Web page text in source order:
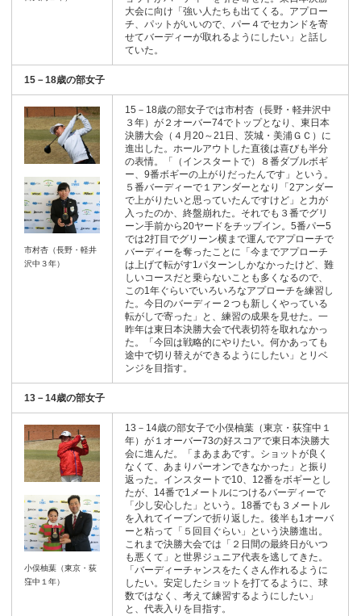
大会に向け「強い人たちも出てくる。アプロー
チ、パットがいいので、パー４でセカンドを寄
せてバーディーが取れるようにしたい」と話し
ていた。
15－18歳の部女子
市村杏（長野・軽井
沢中３年）
15－18歳の部女子では市村杏（長野・軽井沢中
３年）が２オーバー74でトップとなり、東日本
決勝大会（４月20～21日、茨城・美浦ＧＣ）に
進出した。ホールアウトした直後は喜びも半分
の表情。「（インスタートで）８番ダブルボギ
ー、9番ボギーの上がりだったんです」という。
５番バーディーで１アンダーとなり「2アンダー
で上がりたいと思っていたんですけど」と力が
入ったのか、終盤崩れた。それでも３番でグリ
ーン手前から20ヤードをチップイン。5番パー5
では2打目でグリーン横まで運んでアプローチで
バーディーを奪ったことに「今までアプローチ
は上げて転がす1パターンしかなかったけど、難
しいコースだと乗らないことも多くなるので、
この1年ぐらいでいろいろなアプローチを練習し
た。今日のバーディー２つも新しくやっている
転がしで寄った」と、練習の成果を見せた。一
昨年は東日本決勝大会で代表切符を取れなかっ
た。「今回は戦略的にやりたい。何かあっても
途中で切り替えができるようにしたい」とリベ
ンジを目指す。
13－14歳の部女子
小俣柚葉（東京・荻
窪中１年）
13－14歳の部女子で小俣柚葉（東京・荻窪中１
年）が１オーバー73の好スコアで東日本決勝大
会に進んだ。「まあまあです。ショットが良く
なくて、あまりパーオンできなかった」と振り
返った。インスタートで10、12番をボギーとし
たが、14番で1メートルにつけるバーディーで
「少し安心した」という。18番でも３メートル
を入れてイーブンで折り返した。後半も1オーバ
ーと粘って「５回目ぐらい」という決勝進出。
これまで決勝大会では「２日間の最終日がいつ
も悪くて」と世界ジュニア代表を逃してきた。
「バーディーチャンスをたくさん作れるように
したい。安定したショットを打てるように、球
数ではなく、考えて練習するようにしたい」
と、代表入りを目指す。